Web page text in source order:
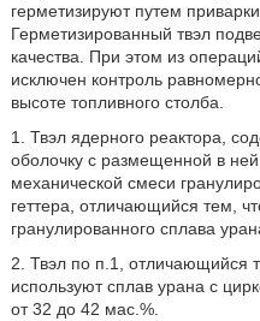
герметизируют путем
Герметизированный твэл
качества. При этом из
исключен контроль
высоте топливного столба.
1. Твэл ядерного реактора,
оболочку с размещенной в
механической смеси
геттера, отличающийся тем,
гранулированного сплава
2. Твэл по п.1, отличающийся
используют сплав урана с
от 32 до 42 мас.%.